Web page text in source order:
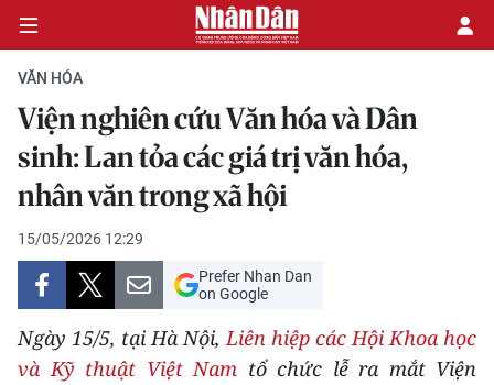
CHÍNH TRỊ
KINH TẾ
VĂN HÓA
XÃ HỘI
PHÁP LUẬT
VĂN HÓA
Viện nghiên cứu Văn hóa và Dân
sinh: Lan tỏa các giá trị văn hóa,
nhân văn trong xã hội
15/05/2026 12:29
Prefer Nhan Dan
on Google
Ngày 15/5, tại Hà Nội,Liên hiệp các Hội Khoa học
và Kỹ thuật Việt Nam tổ chức lễ ra mắt Viện